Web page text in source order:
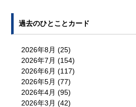
過去のひとことカード
2026年8月 (25)
2026年7月 (154)
2026年6月 (117)
2026年5月 (77)
2026年4月 (95)
2026年3月 (42)